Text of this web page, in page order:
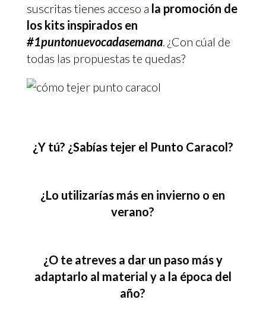
suscritas tienes acceso a la promoción de
los kits inspirados en
#1puntonuevocadasemana. ¿Con cúal de
todas las propuestas te quedas?
¿Y tú? ¿Sabías tejer el Punto Caracol?
¿Lo utilizarías más en invierno o en
verano?
¿O te atreves a dar un paso más y
adaptarlo al material y a la época del
año?